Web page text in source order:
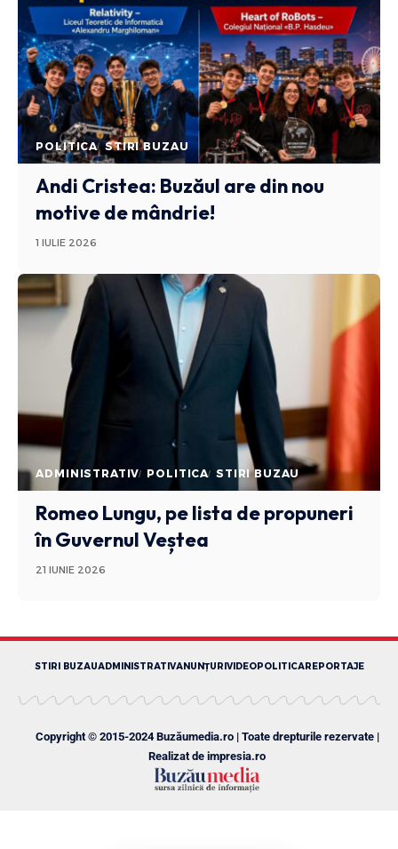
POLITICA STIRI BUZAU
Andi Cristea: Buzăul are din nou
motive de mândrie!
1 IULIE 2026
ADMINISTRATIV POLITICA STIRI BUZAU
Romeo Lungu, pe lista de propuneri
în Guvernul Veștea
21 IUNIE 2026
STIRI BUZAUADMINISTRATIVANUNȚURIVIDEOPOLITICAREPORTAJE
Copyright © 2015-2024 Buzăumedia.ro | Toate drepturile rezervate |
Realizat de impresia.ro